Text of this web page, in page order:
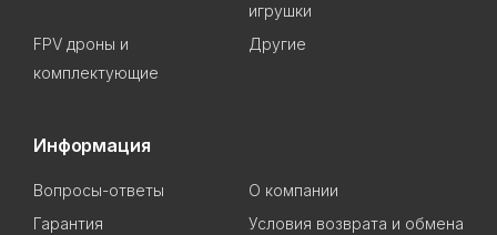
игрушки
FPV дроны и
комплектующие
Другие
Информация
Вопросы-ответы
О компании
Гарантия
Условия возврата и обмена